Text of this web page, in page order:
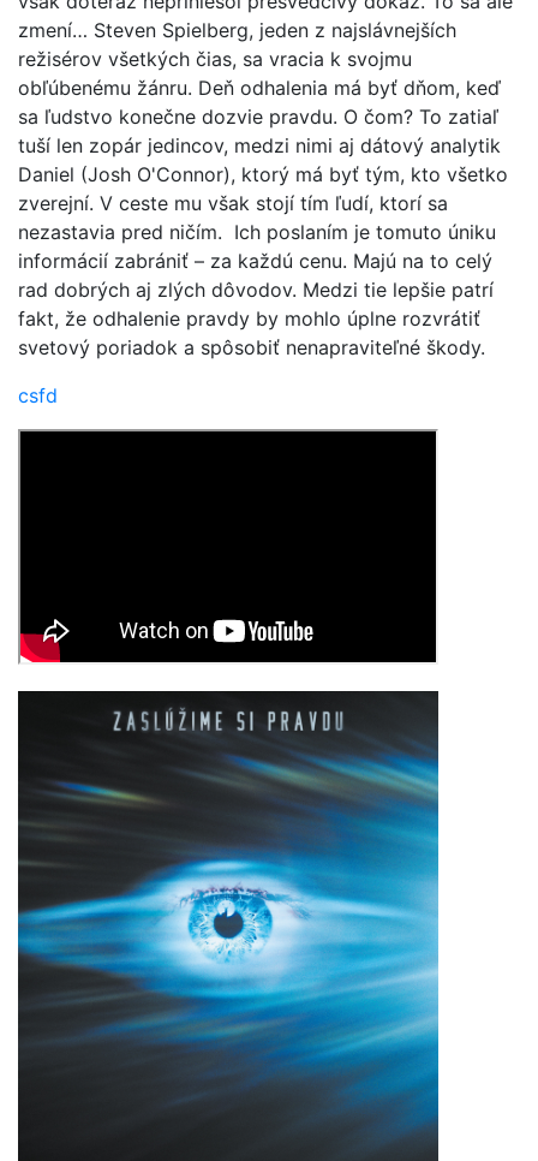
zmení… Steven Spielberg, jeden z najslávnejších
režisérov všetkých čias, sa vracia k svojmu
obľúbenému žánru. Deň odhalenia má byť dňom, keď
sa ľudstvo konečne dozvie pravdu. O čom? To zatiaľ
tuší len zopár jedincov, medzi nimi aj dátový analytik
Daniel (Josh O'Connor), ktorý má byť tým, kto všetko
zverejní. V ceste mu však stojí tím ľudí, ktorí sa
nezastavia pred ničím. Ich poslaním je tomuto úniku
informácií zabrániť – za každú cenu. Majú na to celý
rad dobrých aj zlých dôvodov. Medzi tie lepšie patrí
fakt, že odhalenie pravdy by mohlo úplne rozvrátiť
svetový poriadok a spôsobiť nenapraviteľné škody.
csfd